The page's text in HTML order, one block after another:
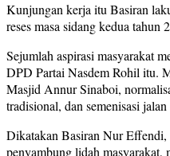
Kunjungan kerja itu Basiran
reses masa sidang kedua tahun
Sejumlah aspirasi masyarakat
DPD Partai Nasdem Rohil itu.
Masjid Annur Sinaboi,
tradisional, dan semenisasi jalan
Dikatakan Basiran Nur
penyambung lidah masyarakat,